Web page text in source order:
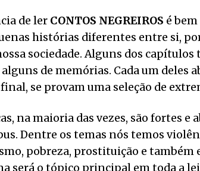
de ler CONTOS NEGREIROS é
histórias diferentes entre si,
sociedade. Alguns dos
de memórias. Cada um deles
se provam uma seleção de
na maioria das vezes, são fortes
Dentre os temas nós temos
pobreza, prostituição e também
será o tópico principal em toda a